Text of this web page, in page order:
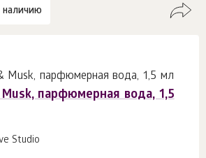
наличию
парфюмерная вода, 1,5
Studio